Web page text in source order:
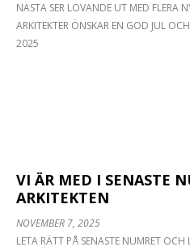
VI SÖKER EN BIM-
PROJEKTERINGSVANA I
FRÅN ROLLEN SOM BIM-
INRIKTNING MOT
ÄVEN ATT
NÄSTA SER LOVANDE UT MED FLERA
ARKITEKTER ÖNSKAR EN GOD JUL
2025
VI ÄR MED I SENASTE
ARKITEKTEN
NOVEMBER 7, 2025
LETA RÄTT PÅ SENASTE NUMRET